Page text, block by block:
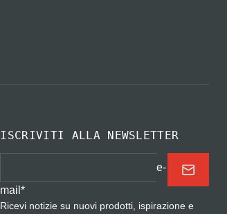
ISCRIVITI ALLA NEWSLETTER
e-
mail*
Ricevi notizie su nuovi prodotti, ispirazione e